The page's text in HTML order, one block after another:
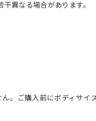
異なる場合があります。
。ご購入前にボディサイ